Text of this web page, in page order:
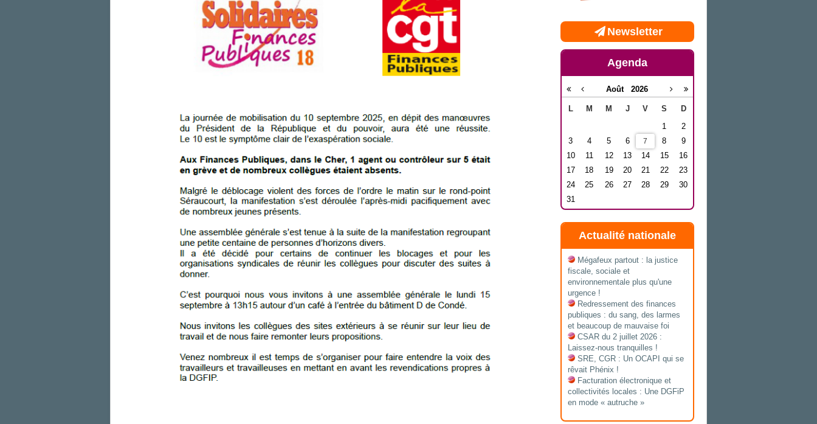
Newsletter
Agenda
Août 2026
L M M J V S
D
1
2
3
4 5 6 7 8
9
10
11 12 13 14 15
16
17
18 19 20 21 22
23
24
25 26 27 28 29
30
31
Actualité nationale
Mégafeux partout : la justice
fiscale, sociale et
environnementale plus qu'une
urgence !
Redressement des finances
publiques : du sang, des larmes
et beaucoup de mauvaise foi
CSAR du 2 juillet 2026 :
Laissez-nous tranquilles !
SRE, CGR : Un OCAPI qui se
rêvait Phénix !
Facturation électronique et
collectivités locales : Une DGFiP
en mode « autruche »